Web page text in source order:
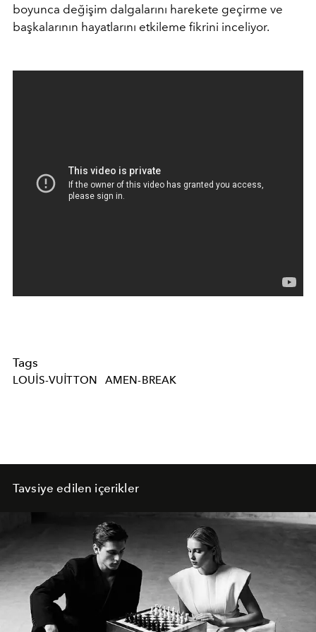
boyunca değişim dalgalarını harekete geçirme ve
başkalarının hayatlarını etkileme fikrini inceliyor.
Tags
LOUIS-VUITTON AMEN-BREAK
Tavsiye edilen içerikler